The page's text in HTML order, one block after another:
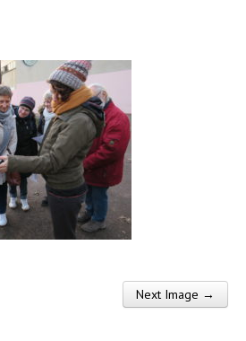
Next Image →